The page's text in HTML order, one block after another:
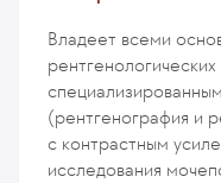
Владеет всеми
(рентгенография и
с контрастным
исследования